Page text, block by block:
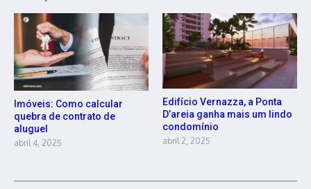
Imóveis: Como calcular
quebra de contrato de
aluguel
abril 4, 2025
Edifício Vernazza, a Ponta
D’areia ganha mais um lindo
condomínio
abril 2, 2025